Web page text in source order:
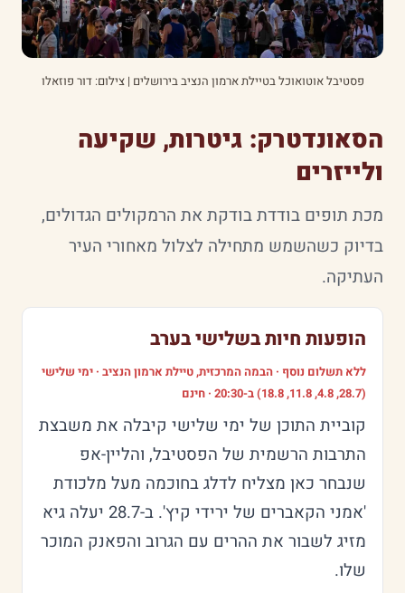
פסטיבל אוטואוכל בטיילת ארמון הנציב בירושלים | צילום: דור פוזאלו
הסאונדטרק: גיטרות, שקיעה
ולייזרים
מכת תופים בודדת בודקת את הרמקולים הגדולים,
בדיוק כשהשמש מתחילה לצלול מאחורי העיר
העתיקה.
הופעות חיות בשלישי בערב
ללא תשלום נוסף · הבמה המרכזית, טיילת ארמון הנציב · ימי שלישי
(28.7, 4.8, 11.8, 18.8) ב-20:30 · חינם
קוביית התוכן של ימי שלישי קיבלה את משבצת
התרבות הרשמית של הפסטיבל, והליין-אפ
שנבחר כאן מצליח לדלג בחוכמה מעל מלכודת
'אמני הקאברים של ירידי קיץ'. ב-28.7 יעלה גיא
מזיג לשבור את ההרים עם הגרוב והפאנק המוכר
שלו.